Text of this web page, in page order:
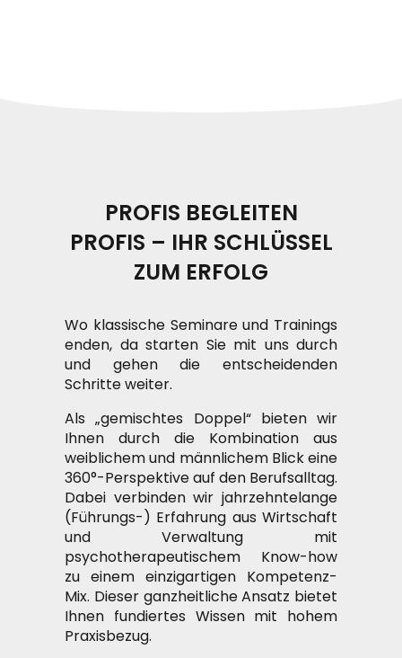
PROFIS BEGLEITEN
PROFIS – IHR SCHLÜSSEL
ZUM ERFOLG
Wo klassische Seminare und Trainings
enden, da starten Sie mit uns durch
und gehen die entscheidenden
Schritte weiter.
Als „gemischtes Doppel“ bieten wir
Ihnen durch die Kombination aus
weiblichem und männlichem Blick eine
360°-Perspektive auf den Berufsalltag.
Dabei verbinden wir jahrzehntelange
(Führungs-) Erfahrung aus Wirtschaft
und Verwaltung mit
psychotherapeutischem Know-how
zu einem einzigartigen Kompetenz-
Mix. Dieser ganzheitliche Ansatz bietet
Ihnen fundiertes Wissen mit hohem
Praxisbezug.